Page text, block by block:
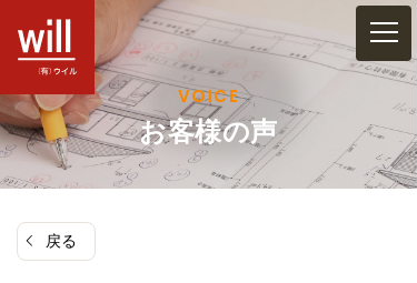
ン
ツ
へ
VOICE
お客様の声
戻る